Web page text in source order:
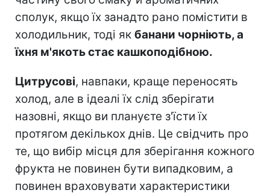
сполук, якщо їх занадто рано помістити в
холодильник, тоді як банани чорніють, а
їхня м'якоть стає кашкоподібною.
Цитрусові, навпаки, краще переносять
холод, але в ідеалі їх слід зберігати
назовні, якщо ви плануєте з'їсти їх
протягом декількох днів. Це свідчить про
те, що вибір місця для зберігання кожного
фрукта не повинен бути випадковим, а
повинен враховувати характеристики